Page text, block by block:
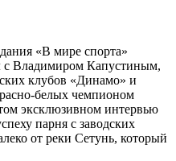
«В мире спорта»
с Владимиром Капустиным,
клубов «Динамо» и
белых чемпионом
эксклюзивном интервью
парня с заводских
от реки Сетунь, который